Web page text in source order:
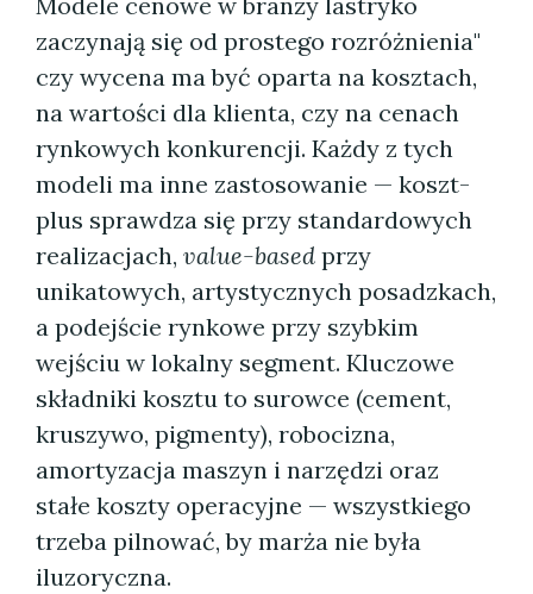
zaczynają się od prostego rozróżnienia"
czy wycena ma być oparta na kosztach,
na wartości dla klienta, czy na cenach
rynkowych konkurencji. Każdy z tych
modeli ma inne zastosowanie — koszt-
plus sprawdza się przy standardowych
realizacjach, value-based przy
unikatowych, artystycznych posadzkach,
a podejście rynkowe przy szybkim
wejściu w lokalny segment. Kluczowe
składniki kosztu to surowce (cement,
kruszywo, pigmenty), robocizna,
amortyzacja maszyn i narzędzi oraz
stałe koszty operacyjne — wszystkiego
trzeba pilnować, by marża nie była
iluzoryczna.